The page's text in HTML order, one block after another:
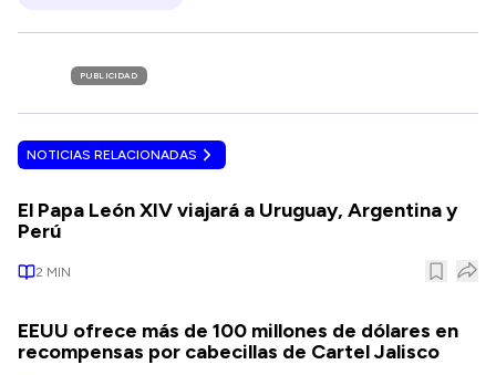
PUBLICIDAD
NOTICIAS RELACIONADAS
El Papa León XIV viajará a Uruguay, Argentina y
Perú
2 MIN
EEUU ofrece más de 100 millones de dólares en
recompensas por cabecillas de Cartel Jalisco